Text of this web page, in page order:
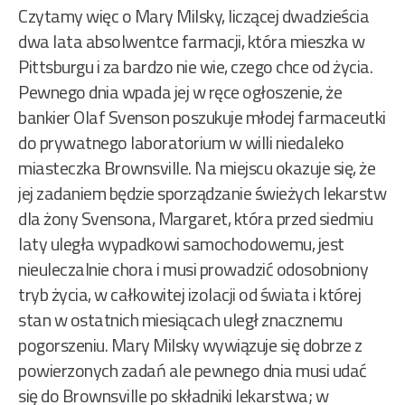
Czytamy więc o Mary Milsky, liczącej dwadzieścia
dwa lata absolwentce farmacji, która mieszka w
Pittsburgu i za bardzo nie wie, czego chce od życia.
Pewnego dnia wpada jej w ręce ogłoszenie, że
bankier Olaf Svenson poszukuje młodej farmaceutki
do prywatnego laboratorium w willi niedaleko
miasteczka Brownsville. Na miejscu okazuje się, że
jej zadaniem będzie sporządzanie świeżych lekarstw
dla żony Svensona, Margaret, która przed siedmiu
laty uległa wypadkowi samochodowemu, jest
nieuleczalnie chora i musi prowadzić odosobniony
tryb życia, w całkowitej izolacji od świata i której
stan w ostatnich miesiącach uległ znacznemu
pogorszeniu. Mary Milsky wywiązuje się dobrze z
powierzonych zadań ale pewnego dnia musi udać
się do Brownsville po składniki lekarstwa; w